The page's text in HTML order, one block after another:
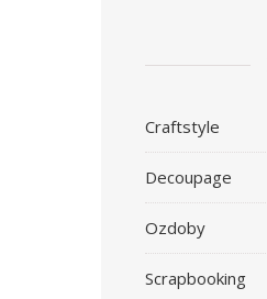
Craftstyle
Decoupage
Ozdoby
Scrapbooking